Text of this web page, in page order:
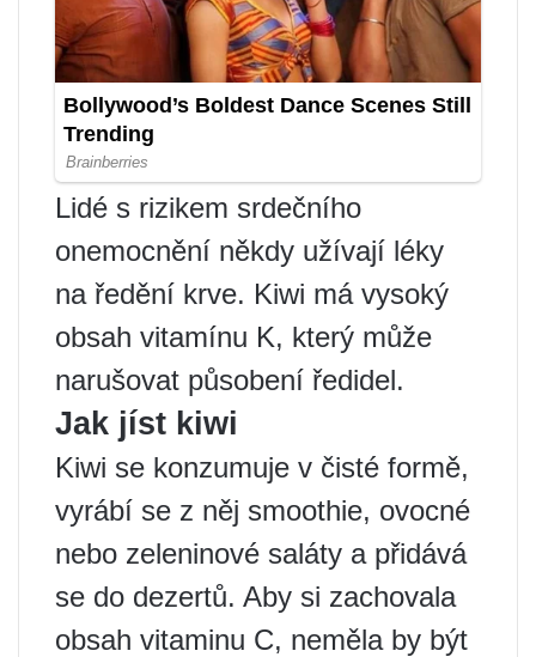
Lidé s rizikem srdečního
onemocnění někdy užívají léky
na ředění krve. Kiwi má vysoký
obsah vitamínu K, který může
narušovat působení ředidel.
Jak jíst kiwi
Kiwi se konzumuje v čisté formě,
vyrábí se z něj smoothie, ovocné
nebo zeleninové saláty a přidává
se do dezertů. Aby si zachovala
obsah vitaminu C, neměla by být